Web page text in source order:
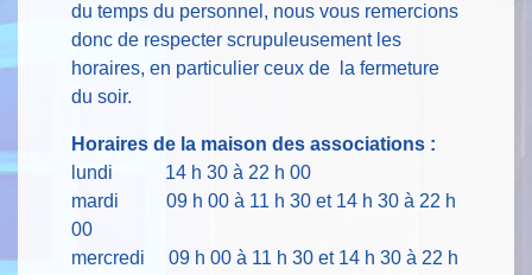
du temps du personnel, nous vous remercions
donc de respecter scrupuleusement les
horaires, en particulier ceux de la fermeture
du soir.
Horaires de la maison des associations :
lundi 14 h 30 à 22 h 00
mardi 09 h 00 à 11 h 30 et 14 h 30 à 22 h
00
mercredi 09 h 00 à 11 h 30 et 14 h 30 à 22 h